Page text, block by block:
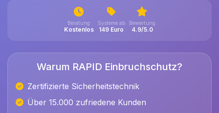
Beratung
Kostenlos
Systeme ab
149 Euro
Bewertung
4.9/5.0
Warum RAPID Einbruchschutz?
Zertifizierte Sicherheitstechnik
Über 15.000 zufriedene Kunden